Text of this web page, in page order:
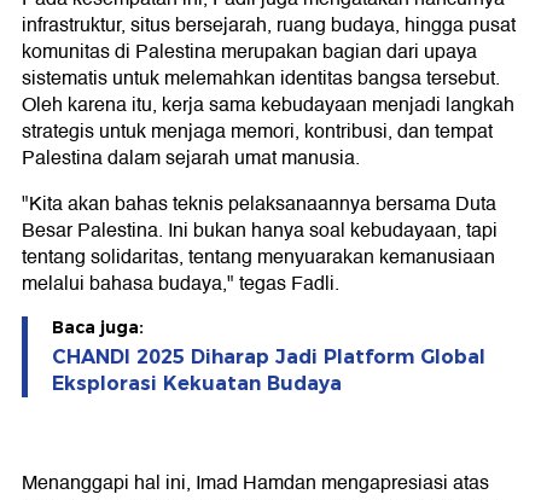
infrastruktur, situs bersejarah, ruang budaya, hingga pusat
komunitas di Palestina merupakan bagian dari upaya
sistematis untuk melemahkan identitas bangsa tersebut.
Oleh karena itu, kerja sama kebudayaan menjadi langkah
strategis untuk menjaga memori, kontribusi, dan tempat
Palestina dalam sejarah umat manusia.
"Kita akan bahas teknis pelaksanaannya bersama Duta
Besar Palestina. Ini bukan hanya soal kebudayaan, tapi
tentang solidaritas, tentang menyuarakan kemanusiaan
melalui bahasa budaya," tegas Fadli.
Baca juga:
CHANDI 2025 Diharap Jadi Platform Global
Eksplorasi Kekuatan Budaya
Menanggapi hal ini, Imad Hamdan mengapresiasi atas